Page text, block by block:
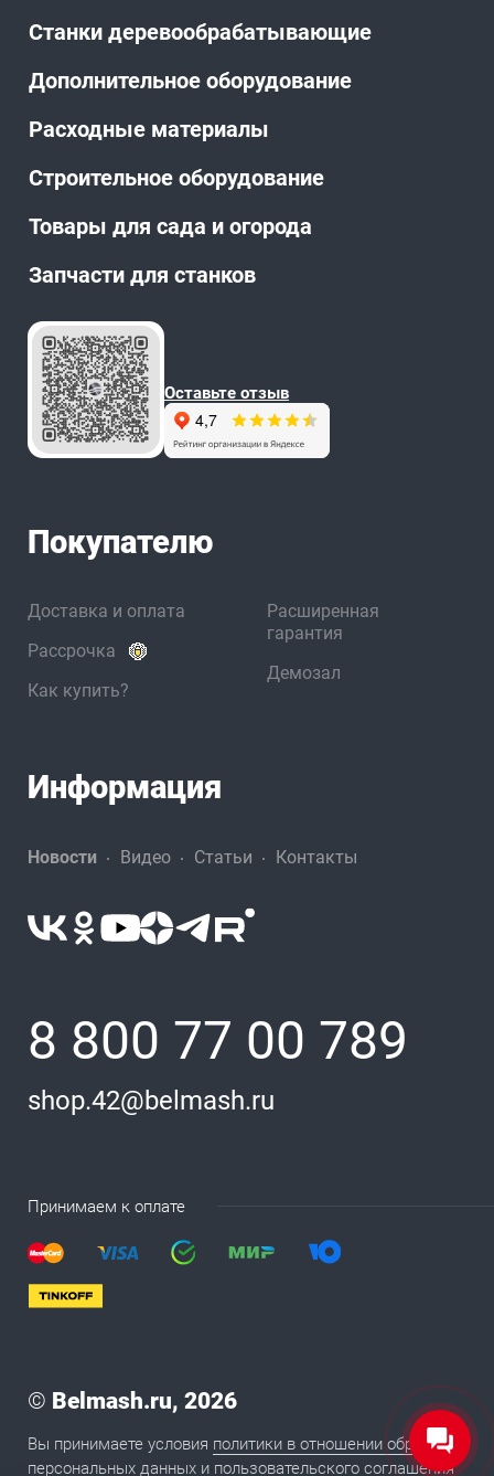
Станки деревообрабатывающие
Дополнительное оборудование
Расходные материалы
Строительное оборудование
Товары для сада и огорода
Запчасти для станков
Оставьте отзыв
Покупателю
Доставка и оплата
Рассрочка
Как купить?
Расширенная
гарантия
Демозал
Информация
Новости Видео Статьи Контакты
8 800 77 00 789
shop.42@belmash.ru
Принимаем к оплате
© Belmash.ru, 2026
Вы принимаете условия политики в отношении обработки
персональных данных и пользовательского соглашения